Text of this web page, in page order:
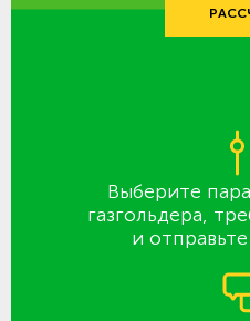
Выберите
газгольдера,
и